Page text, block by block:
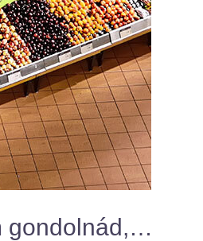
gondolnád,…